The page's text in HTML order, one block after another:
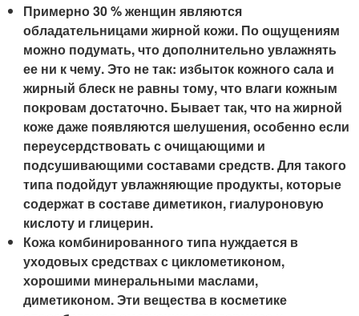
Примерно 30 % женщин являются
обладательницами жирной кожи. По ощущениям
можно подумать, что дополнительно увлажнять
ее ни к чему. Это не так: избыток кожного сала и
жирный блеск не равны тому, что влаги кожным
покровам достаточно. Бывает так, что на жирной
коже даже появляются шелушения, особенно если
переусердствовать с очищающими и
подсушивающими составами средств. Для такого
типа подойдут увлажняющие продукты, которые
содержат в составе диметикон, гиалуроновую
кислоту и глицерин.
Кожа комбинированного типа нуждается в
уходовых средствах с циклометиконом,
хорошими минеральными маслами,
диметиконом. Эти вещества в косметике